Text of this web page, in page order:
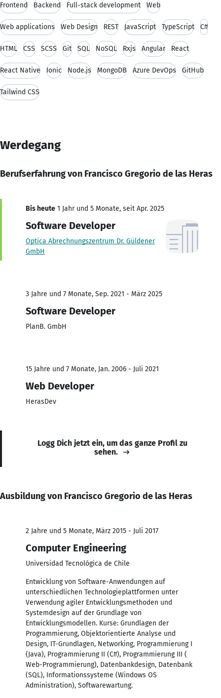
Frontend Backend Full-stack development Web
Web applications Web Design REST JavaScript TypeScript C#
HTML CSS SCSS Git SQL NoSQL Rxjs Angular React
React Native Ionic Node.js MongoDB Azure DevOps GitHub
Tailwind CSS
Werdegang
Berufserfahrung von Francisco Gregorio de las Heras
Bis heute 1 Jahr und 5 Monate, seit Apr. 2025
Software Developer
Optica Abrechnungszentrum Dr. Güldener
GmbH
3 Jahre und 7 Monate, Sep. 2021 - März 2025
Software Developer
PlanB. GmbH
15 Jahre und 7 Monate, Jan. 2006 - Juli 2021
Web Developer
HerasDev
Logg Dich jetzt ein, um das ganze Profil zu
sehen.
Ausbildung von Francisco Gregorio de las Heras
2 Jahre und 5 Monate, März 2015 - Juli 2017
Computer Engineering
Universidad Tecnológica de Chile
Entwicklung von Software-Anwendungen auf
unterschiedlichen Technologieplattformen unter
Verwendung agiler Entwicklungsmethoden und
Systemdesign auf der Grundlage von
Entwicklungsmodellen. Kurse: Grundlagen der
Programmierung, Objektorientierte Analyse und
Design, IT-Grundlagen, Networking, Programmierung I
(Java), Programmierung II (C#), Programmierung III (
Web-Programmierung), Datenbankdesign, Datenbank
(SQL), Informationssysteme (Windows OS
Administration), Softwarewartung.